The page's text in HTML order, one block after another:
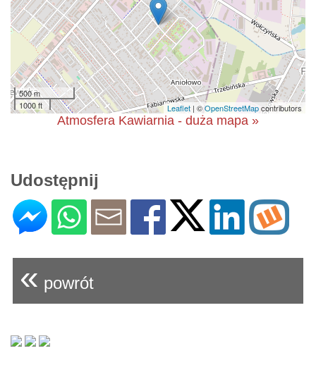
500 m
1000 ft
Leaflet | ©OpenStreetMapcontributors
Atmosfera Kawiarnia - duża mapa »
Udostępnij
« powrót